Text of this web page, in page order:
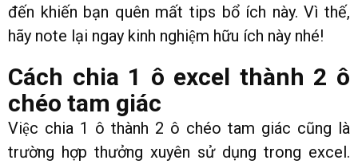
đến khiến bạn quên mất tips bổ ích này. Vì thế,
hãy note lại ngay kinh nghiệm hữu ích này nhé!
Cách chia 1 ô excel thành 2 ô
chéo tam giác
Việc chia 1 ô thành 2 ô chéo tam giác cũng là
trường hợp thưởng xuyên sử dụng trong excel.